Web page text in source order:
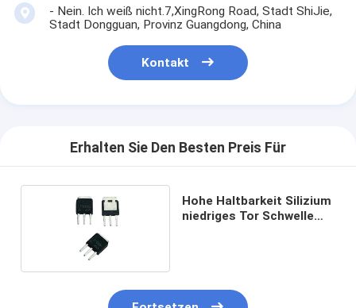
- Nein. Ich weiß nicht.7,XingRong Road, Stadt ShiJie,
Stadt Dongguan, Provinz Guangdong, China
Kontakt
Erhalten Sie Den Besten Preis Für
Hohe Haltbarkeit Silizium
niedriges Tor Schwelle